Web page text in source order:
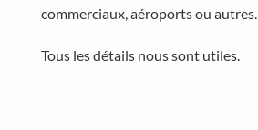
commerciaux, aéroports ou autres.
Tous les détails nous sont utiles.